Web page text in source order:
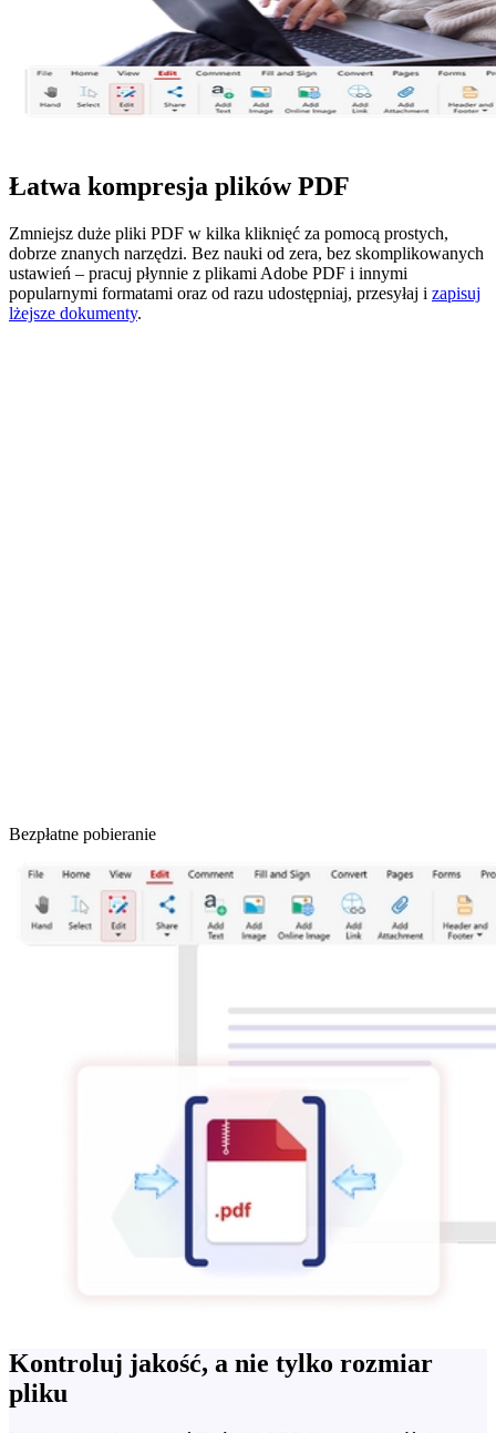
Łatwa kompresja plików PDF
Zmniejsz duże pliki PDF w kilka kliknięć za pomocą prostych,
dobrze znanych narzędzi. Bez nauki od zera, bez skomplikowanych
ustawień – pracuj płynnie z plikami Adobe PDF i innymi
popularnymi formatami oraz od razu udostępniaj, przesyłaj i zapisuj
lżejsze dokumenty.
Bezpłatne pobieranie
Kontroluj jakość, a nie tylko rozmiar
pliku